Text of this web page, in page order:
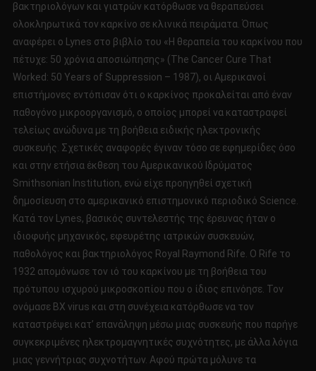
βακτηριολόγων και γιατρών κατόρθωσε να θεραπεύσει
ολοκληρωτικά τον καρκίνο σε κλινικά πειράματα. Όπως
αναφέρει ο Lynes στο βιβλίο του «Η θεραπεία του καρκίνου που
πέτυχε: 50 χρόνια αποσιώπησης» (The Cancer Cure That
Worked: 50 Years of Suppression – 1987), οι Αμερικανοί
επιστήμονες εντόπισαν ότι ο καρκίνος προκαλείται από έναν
παθογόνο μικροοργανισμό, ο οποίος μπορεί να καταστραφεί
τελείως ανώδυνα με τη βοήθεια ειδικής ηλεκτρονικής
συσκευής. Σχετικές αναφορές έγιναν τόσο σε εφημερίδες όσο
και στην ετήσια έκθεση του Αμερικανικού Ιδρύματος
Smithsonian Institution, ενώ είχε προηγηθεί σχετική
δημοσίευση στο αμερικανικό επιστημονικό περιοδικό Science.
Κατά τον Lynes, βασικός συντελεστής της έρευνας ήταν ο
ιδιοφυής μηχανικός, εφευρέτης ιατρικών συσκευών,
παθολόγος και βακτηριολόγος Royal Raymond Rife. Ο Rife το
1932 απομόνωσε τον ιό του καρκίνου με τη βοήθεια του
πρότυπου ισχυρού μικροσκοπίου που ο ίδιος επινόησε. Τον
ονόμασε BX virus και στη συνέχεια κατόρθωσε να τον
καταστρέψει κατ’ επανάληψη μέσω μιας συσκευής που παρήγε
συγκεκριμένες ηλεκτρομαγνητικές συχνότητες, με άλλα λόγια
μιας γεννήτριας συχνοτήτων. Αφού πρώτα μόλυνε τα